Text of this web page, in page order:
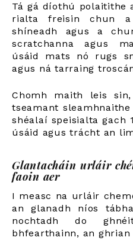
Tá gá díothú polaitithe
rialta freisin chun a
shíneadh agus a
scratchanna agus
úsáid mats nó rugs
agus ná tarraing
Chomh maith leis
tseamant
shéalaí speisialta gach
úsáid agus trácht an
Glantacháin urláir
faoin aer
I measc na urláir
an glanadh níos
nochtadh do
bhfearthainn, an ghrian